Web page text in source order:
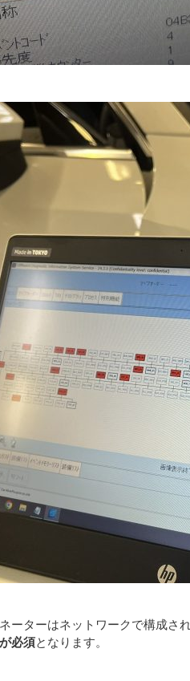
ーターはネットワークで構成さ
必須となります。